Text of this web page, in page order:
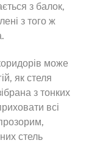
з балок,
з того ж
може
як стеля
з тонких
всі
стель